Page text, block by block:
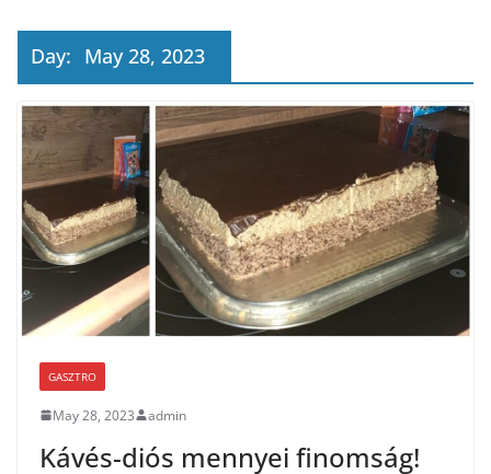
Day: May 28, 2023
GASZTRO
May 28, 2023 admin
Kávés-diós mennyei finomság!